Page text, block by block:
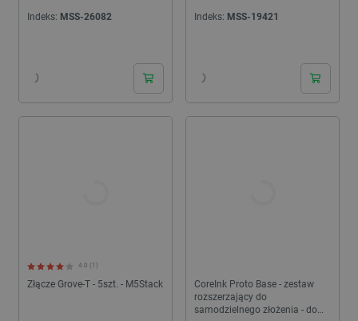
Indeks: MSS-26082 Indeks: MSS-19421
Złącze Grove-T - 5szt. - M5Stack
4.0 (1)
CoreInk Proto Base - zestaw
rozszerzający do
samodzielnego złożenia - do